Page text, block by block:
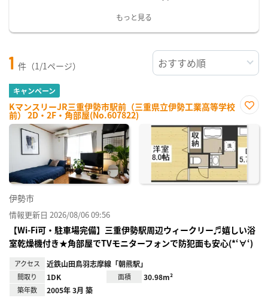
もっと見る
1 件（1/1ページ）
キャンペーン
KマンスリーJR三重伊勢市駅前（三重県立伊勢工業高等学校
前） 2D・2F・角部屋(No.607822)
に入
り登
伊勢市
情報更新日 2026/08/06 09:56
【Wi-Fi可・駐車場完備】三重伊勢駅周辺ウィークリー♬嬉しい浴
室乾燥機付き★角部屋でTVモニターフォンで防犯面も安心(*‘∀‘)
アクセス 近鉄山田鳥羽志摩線「朝熊駅」
間取り 1DK 面積 30.98m²
築年数 2005年 3月 築